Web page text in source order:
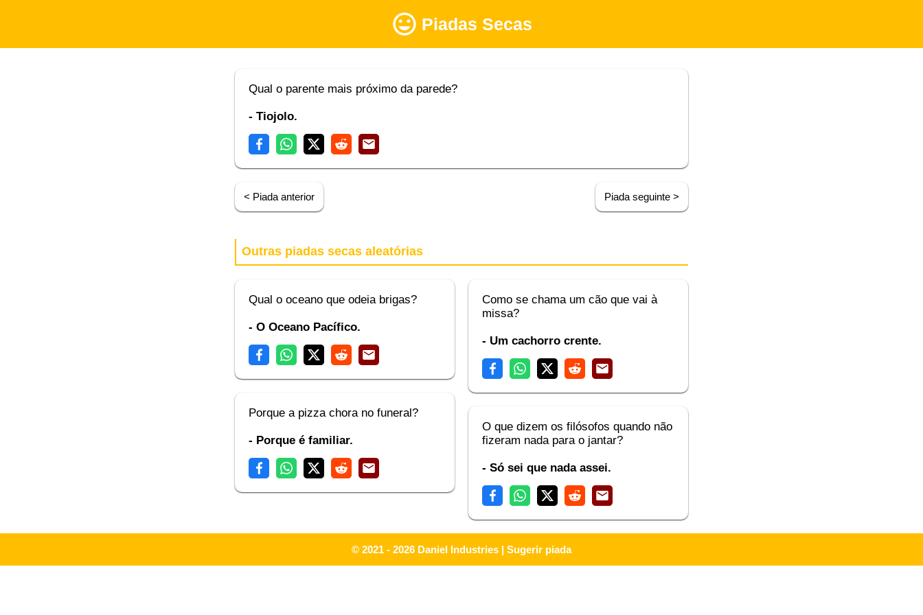
Piadas Secas
Qual o parente mais próximo da parede?
- Tiojolo.
< Piada anterior Piada seguinte >
Outras piadas secas aleatórias
Qual o oceano que odeia brigas?
- O Oceano Pacífico.
Porque a pizza chora no funeral?
- Porque é familiar.
Como se chama um cão que vai à
missa?
- Um cachorro crente.
O que dizem os filósofos quando não
fizeram nada para o jantar?
- Só sei que nada assei.
© 2021 - 2026 Daniel Industries | Sugerir piada